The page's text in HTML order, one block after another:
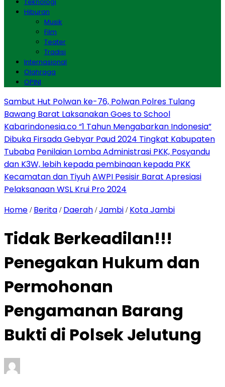
Hiburan
Musik
Film
Teater
Tradisi
Internasional
Olahraga
OPINI
Sambut Hut Polwan ke-76, Polwan Polres Tulang
Bawang Barat Laksanakan Goes to School
Kabarindonesia.co “1 Tahun Mengabarkan Indonesia”
Dibuka Firsada Gebyar Paud 2024 Tingkat Kabupaten
Tubaba Penilaian Lomba Administrasi PKK, Posyandu
dan K3W, lebih kepada pembinaan kepada PKK
Kecamatan dan TiyuhAWPI Pesisir Barat Apresiasi
Pelaksanaan WSL Krui Pro 2024
Home / Berita / Daerah /Jambi / Kota Jambi
Tidak Berkeadilan!!!
Penegakan Hukum dan
Permohonan
Pengamanan Barang
Bukti di Polsek Jelutung